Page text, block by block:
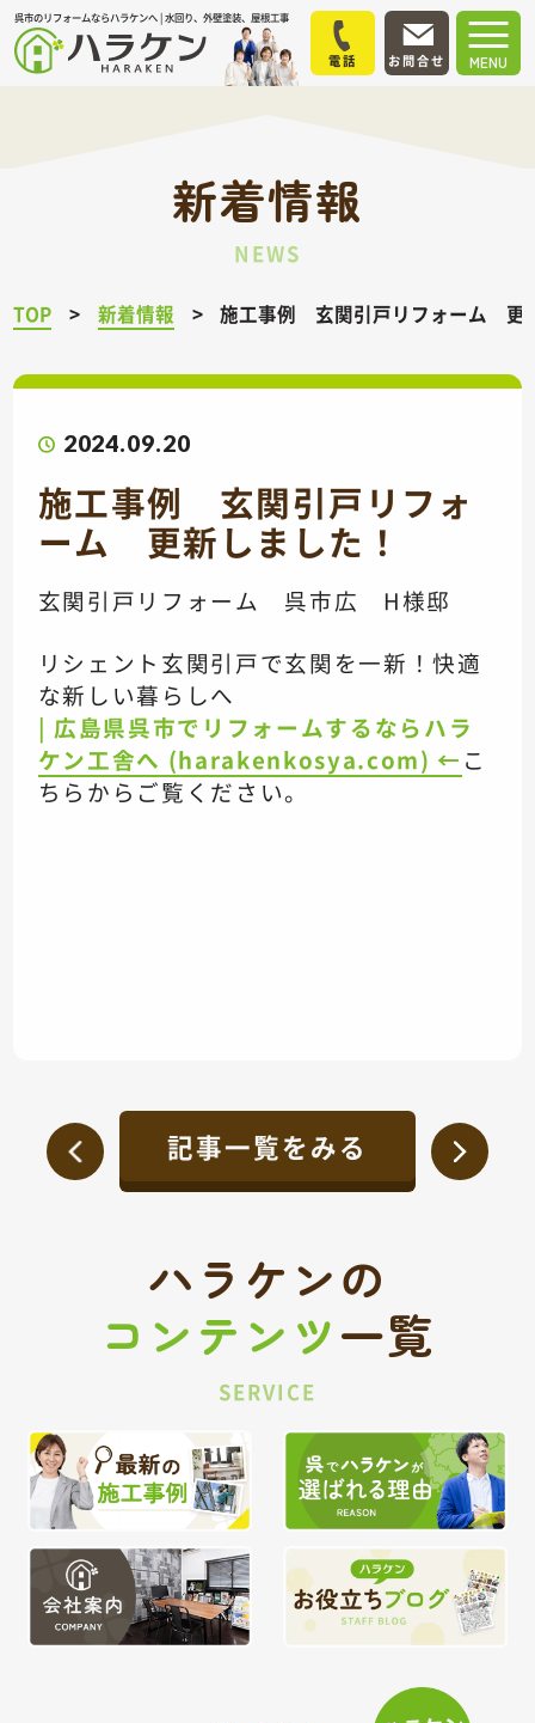
呉市のリフォームならハラケンへ | 水回り、外壁塗装、屋根工事
MENU
電話 お問合せ
新着情報
NEWS
TOP 新着情報 施工事例 玄関引戸リフォーム
2024.09.20
施工事例 玄関引戸リフォ
ーム 更新しました！
玄関引戸リフォーム 呉市広 H様邸
リシェント玄関引戸で玄関を一新！快適
な新しい暮らしへ
| 広島県呉市でリフォームするならハラ
ケン工舎へ (harakenkosya.com) ← こ
ちらからご覧ください。
記事一覧をみる
ハラケンの
コンテンツ一覧
SERVICE